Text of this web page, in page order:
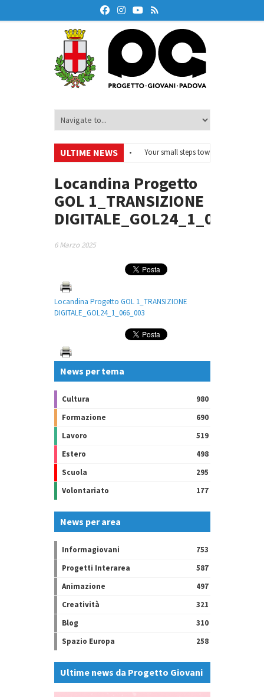
ULTIME NEWS
– Ciclo di webinar
Your small steps towards
•
Locandina Progetto
GOL 1_TRANSIZIONE
6 Marzo 2025
Locandina Progetto GOL 1_TRANSIZIONE
DIGITALE_GOL24_1_066_003
News per tema
Cultura
980
Formazione
690
Lavoro
519
Estero
498
Scuola
295
Volontariato
177
News per area
Informagiovani
753
Progetti Interarea
587
Animazione
497
Creatività
321
Blog
310
Spazio Europa
258
Ultime news da Progetto Giovani